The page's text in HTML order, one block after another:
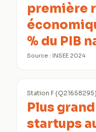
première
% du PIB
Source : INSEE 2024
Station F (Q21658295)
Plus
startups